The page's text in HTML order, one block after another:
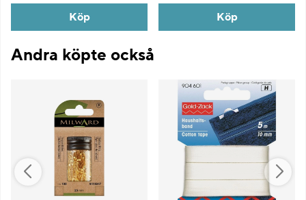
Köp Köp
Andra köpte också